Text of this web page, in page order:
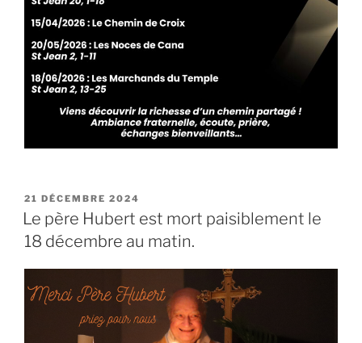
PUBLIÉ
LE
21 DÉCEMBRE 2024
Le père Hubert est mort paisiblement le
18 décembre au matin.